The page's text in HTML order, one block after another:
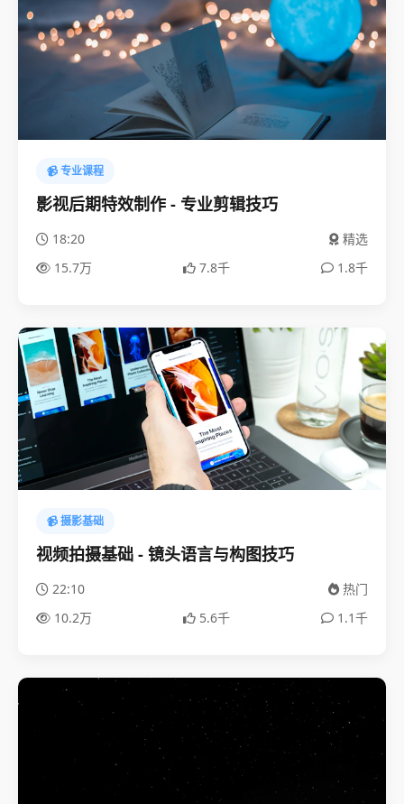
📹 专业课程
影视后期特效制作 - 专业剪辑技巧
18:20
精选
15.7万
7.8千 1.8千
📹 摄影基础
视频拍摄基础 - 镜头语言与构图技巧
22:10
热门
10.2万
5.6千 1.1千